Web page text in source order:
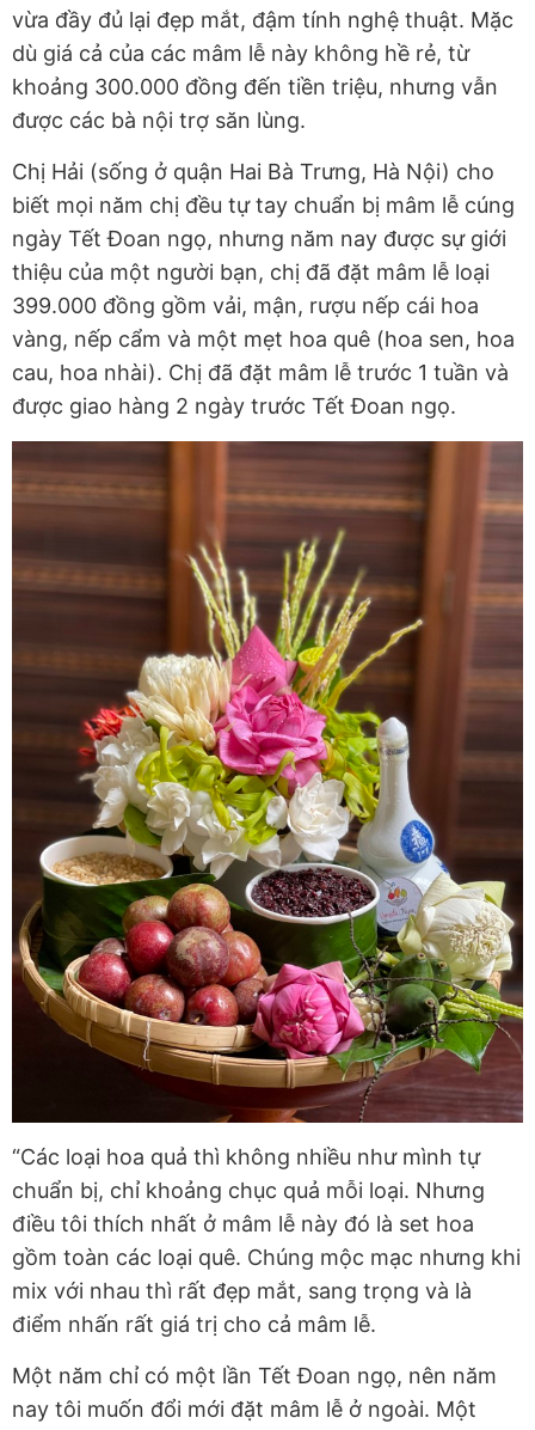
vừa đầy đủ lại đẹp mắt, đậm tính nghệ thuật. Mặc
dù giá cả của các mâm lễ này không hề rẻ, từ
khoảng 300.000 đồng đến tiền triệu, nhưng vẫn
được các bà nội trợ săn lùng.
Chị Hải (sống ở quận Hai Bà Trưng, Hà Nội) cho
biết mọi năm chị đều tự tay chuẩn bị mâm lễ cúng
ngày Tết Đoan ngọ, nhưng năm nay được sự giới
thiệu của một người bạn, chị đã đặt mâm lễ loại
399.000 đồng gồm vải, mận, rượu nếp cái hoa
vàng, nếp cẩm và một mẹt hoa quê (hoa sen, hoa
cau, hoa nhài). Chị đã đặt mâm lễ trước 1 tuần và
được giao hàng 2 ngày trước Tết Đoan ngọ.
“Các loại hoa quả thì không nhiều như mình tự
chuẩn bị, chỉ khoảng chục quả mỗi loại. Nhưng
điều tôi thích nhất ở mâm lễ này đó là set hoa
gồm toàn các loại quê. Chúng mộc mạc nhưng khi
mix với nhau thì rất đẹp mắt, sang trọng và là
điểm nhấn rất giá trị cho cả mâm lễ.
Một năm chỉ có một lần Tết Đoan ngọ, nên năm
nay tôi muốn đổi mới đặt mâm lễ ở ngoài. Một